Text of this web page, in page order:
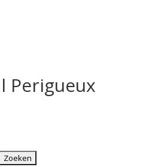
Perigueux